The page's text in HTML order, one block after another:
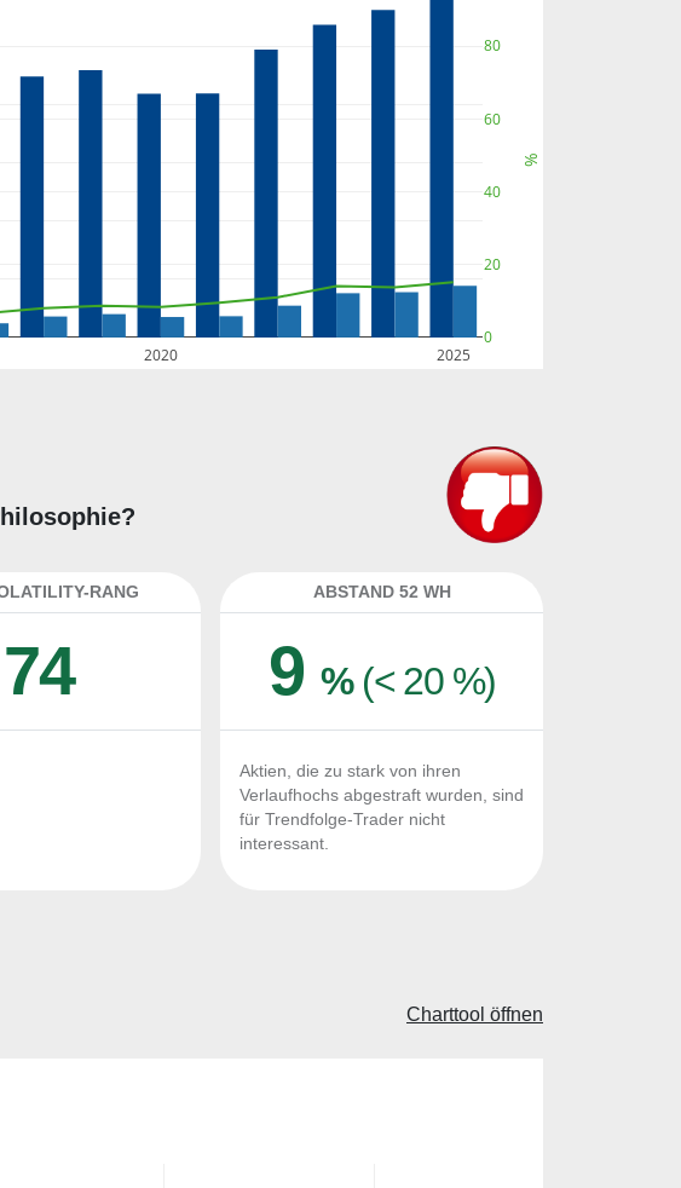
2020 2025
0
20
40
60
80
%
RANG
74
ABSTAND 52 WH
9% (< 20 %)
Aktien, die zu stark von ihren
Verlaufhochs abgestraft wurden, sind
für Trendfolge-Trader nicht
interessant.
Charttool öffnen